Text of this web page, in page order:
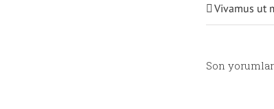
Vivamus ut
Son yorumlar